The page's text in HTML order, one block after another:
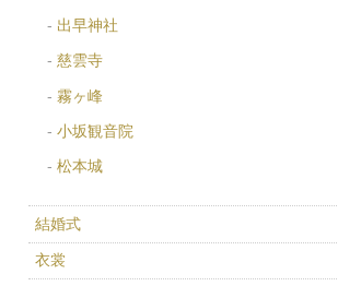
出早神社
慈雲寺
霧ヶ峰
小坂観音院
松本城
結婚式
衣裳